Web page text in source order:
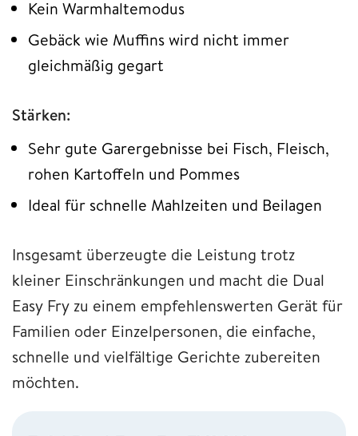
Kein Warmhaltemodus
Gebäck wie Muffins wird nicht immer
gleichmäßig gegart
Stärken:
Sehr gute Garergebnisse bei Fisch, Fleisch,
rohen Kartoffeln und Pommes
Ideal für schnelle Mahlzeiten und Beilagen
Insgesamt überzeugte die Leistung trotz
kleiner Einschränkungen und macht die Dual
Easy Fry zu einem empfehlenswerten Gerät für
Familien oder Einzelpersonen, die einfache,
schnelle und vielfältige Gerichte zubereiten
möchten.